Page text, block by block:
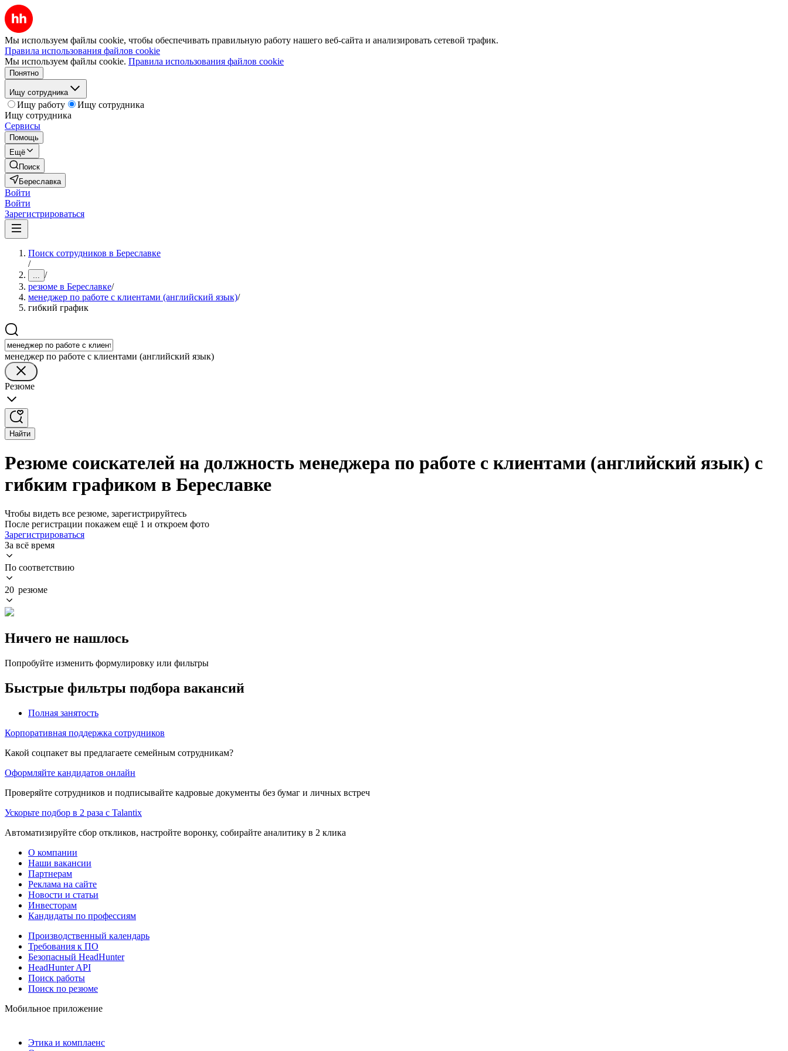
Мы используем файлы cookie, чтобы обеспечивать правильную работу нашего веб-сайта и анализировать сетевой трафик.
Правила использования файлов cookie
Мы используем файлы cookie. Правила использования файлов cookie
Понятно
Ищу сотрудника
Ищу работу
Ищу сотрудника
Ищу сотрудника
Сервисы
Помощь
Ещё
Поиск
Береславка
Войти
Войти
Зарегистрироваться
Поиск сотрудников в Береславке
/
... /
резюме в Береславке/
менеджер по работе с клиентами (английский язык)/
гибкий график
менеджер по работе с клиентами (английский язык)
Резюме
Найти
Резюме соискателей на должность менеджера по работе с клиентами (английский язык) с
гибким графиком в Береславке
Чтобы видеть все резюме, зарегистрируйтесь
После регистрации покажем ещё 1 и откроем фото
Зарегистрироваться
За всё время
По соответствию
20 резюме
Ничего не нашлось
Попробуйте изменить формулировку или фильтры
Быстрые фильтры подбора вакансий
Полная занятость
Корпоративная поддержка сотрудников
Какой соцпакет вы предлагаете семейным сотрудникам?
Оформляйте кандидатов онлайн
Проверяйте сотрудников и подписывайте кадровые документы без бумаг и личных встреч
Ускорьте подбор в 2 раза с Talantix
Автоматизируйте сбор откликов, настройте воронку, собирайте аналитику в 2 клика
О компании
Наши вакансии
Партнерам
Реклама на сайте
Новости и статьи
Инвесторам
Кандидаты по профессиям
Производственный календарь
Требования к ПО
Безопасный HeadHunter
HeadHunter API
Поиск работы
Поиск по резюме
Мобильное приложение
Этика и комплаенс